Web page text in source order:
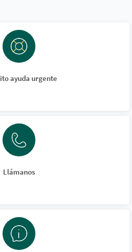
ayuda urgente
Llámanos